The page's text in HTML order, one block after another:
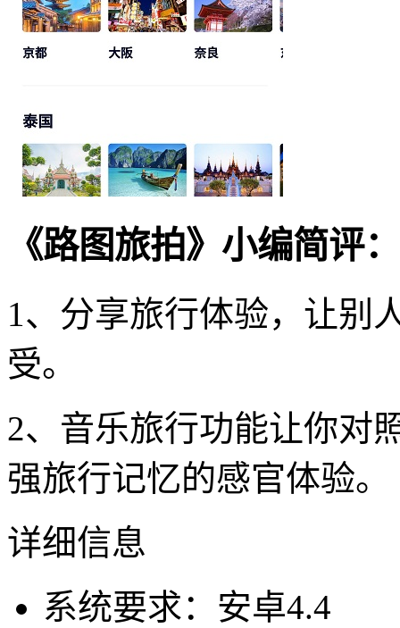
《路图旅拍》小编简评：
1、分享旅行体验，让别
受。
2、音乐旅行功能让你对
强旅行记忆的感官体验。
详细信息
系统要求：安卓4.4